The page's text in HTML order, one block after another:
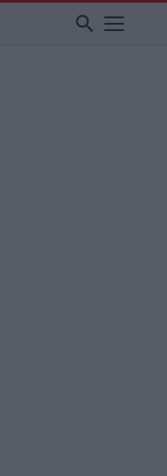
search